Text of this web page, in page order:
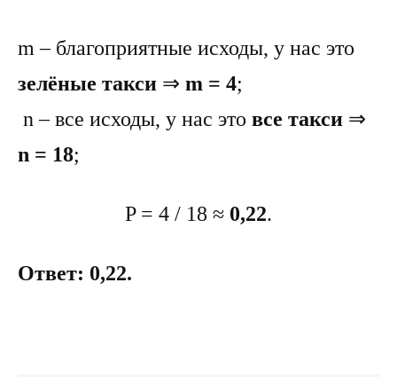
m – благоприятные исходы, у нас это
зелёные такси ⇒ m = 4;
n – все исходы, у нас это все такси ⇒
n = 18;
P = 4 / 18 ≈ 0,22.
Ответ: 0,22.